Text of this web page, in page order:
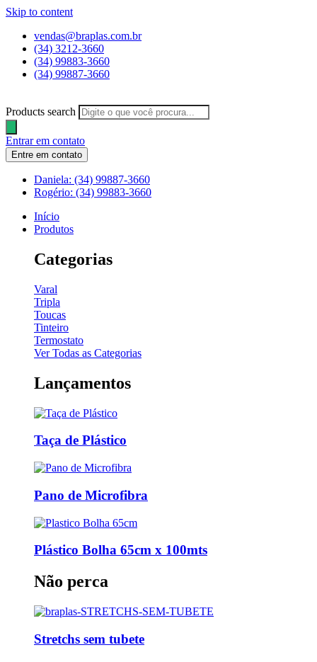
Skip to content
vendas@braplas.com.br
(34) 3212-3660
(34) 99883-3660
(34) 99887-3660
Products search
Entrar em contato
Entre em contato
Daniela: (34) 99887-3660
Rogério: (34) 99883-3660
Início
Produtos
Categorias
Varal
Tripla
Toucas
Tinteiro
Termostato
Ver Todas as Categorias
Lançamentos
Taça de Plástico
Pano de Microfibra
Plástico Bolha 65cm x 100mts
Não perca
Stretchs sem tubete